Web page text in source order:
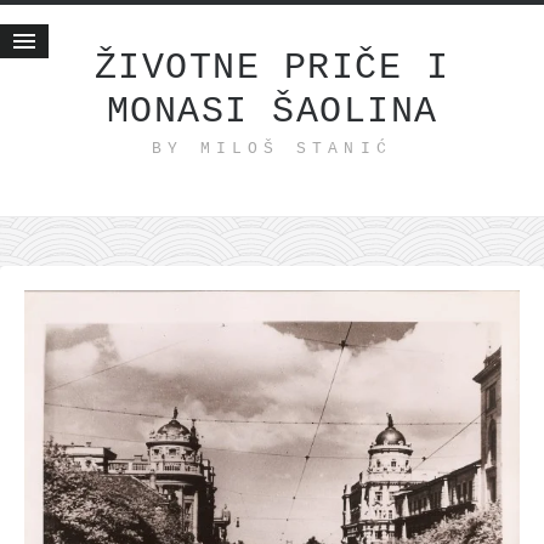
ŽIVOTNE PRIČE I
MONASI ŠAOLINA
BY MILOŠ STANIĆ
Životne priče
internet poslovanje
ishranom do zdravlja
momenti i mesta
bonus sadržaj
Svetlopis
zakonopravilo
duhovni otac